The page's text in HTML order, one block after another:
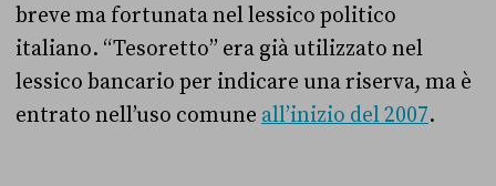
breve ma fortunata nel lessico politico
italiano. “Tesoretto” era già utilizzato nel
lessico bancario per indicare una riserva, ma è
entrato nell’uso comune all’inizio del 2007.